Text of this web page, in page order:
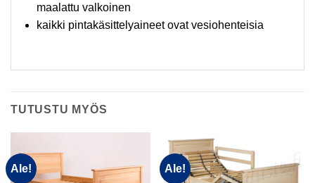
maalattu valkoinen
kaikki pintakäsittelyaineet ovat vesiohenteisia
TUTUSTU MYÖS
Ale! Ale!